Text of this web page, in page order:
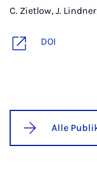
C. Zietlow, J.
DOI
Alle